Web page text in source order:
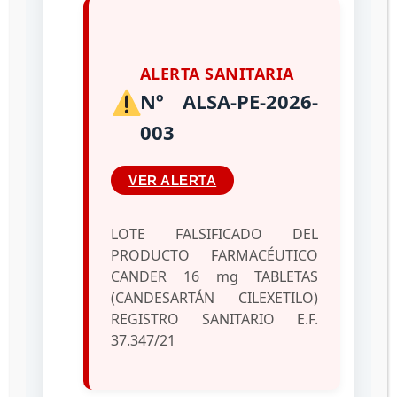
Somos la Oficina que coordina y planifica
las líneas de participación ciudadana;
considerando los requerimientos para
garantizar el trámite de denuncias, quejas,
forma oportuna, adecuada y efectiva,
ciudadanas que acudan al INH”RR”.
Productos y Servicios
Queja , Reclamo o Sugerencia
ALERTA SANITARIA
Nº ALSA-PE-2026-
003
VER ALERTA
LOTE FALSIFICADO DEL
PRODUCTO FARMACÉUTICO
CANDER 16 mg TABLETAS
(CANDESARTÁN CILEXETILO)
REGISTRO SANITARIO E.F.
37.347/21